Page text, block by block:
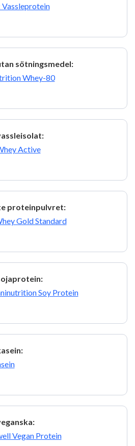
sötningsmedel:
Whey-80
Active
proteinpulvret:
Gold Standard
Soy Protein
Vegan Protein